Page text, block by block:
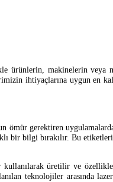
ürünlerin, makinelerin veya
ihtiyaçlarına uygun en
gerektiren
bir bilgi bırakılır. Bu
üretilir ve
teknolojiler arasında